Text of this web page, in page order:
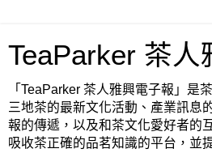
TeaParker 茶人
「TeaParker 茶人雅興電子報」是
三地茶的最新文化活動、產業訊息
報的傳遞，以及和茶文化愛好者的
吸收茶正確的品茗知識的平台，並